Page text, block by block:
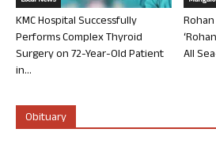
KMC Hospital Successfully
Performs Complex Thyroid
Surgery on 72-Year-Old Patient
in...
All
Obituary